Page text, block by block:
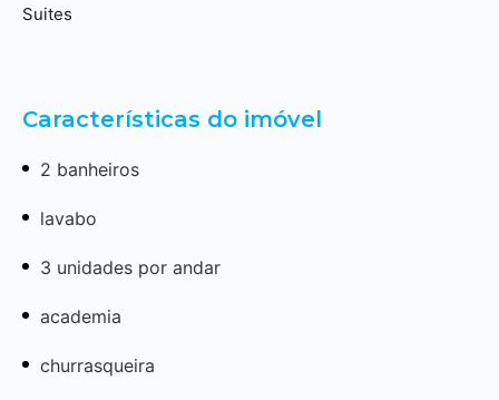
Suites
Características do imóvel
2 banheiros
lavabo
3 unidades por andar
academia
churrasqueira